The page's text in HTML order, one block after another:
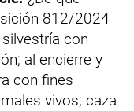
812/2024
con
al encierre y
con fines
vivos; caza